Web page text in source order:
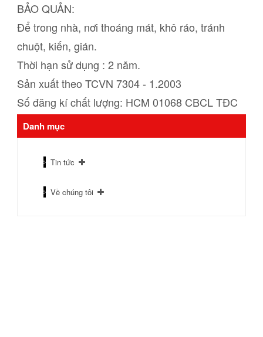
BẢO QUẢN:
Để trong nhà, nơi thoáng mát, khô ráo, tránh
chuột, kiến, gián.
Thời hạn sử dụng : 2 năm.
Sản xuất theo TCVN 7304 - 1.2003
Số đăng kí chất lượng: HCM 01068 CBCL TĐC
Danh mục
Tin tức
Về chúng tôi